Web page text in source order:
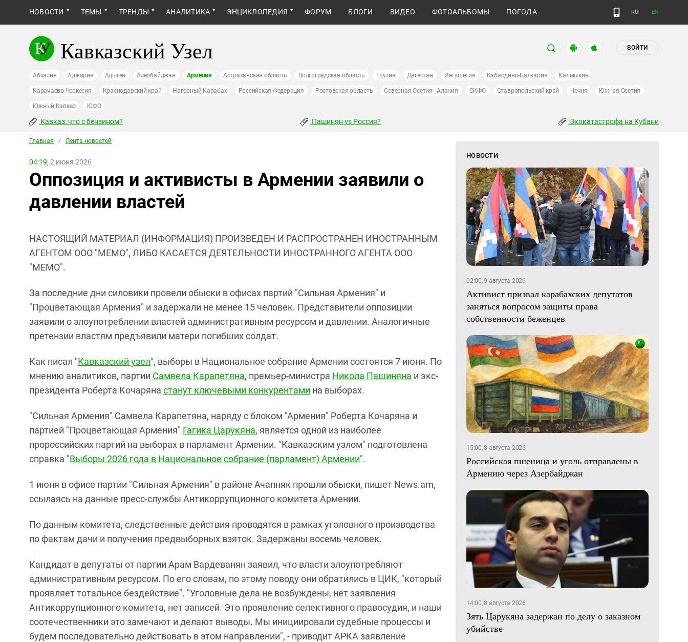
НОВОСТИ ТЕМЫ ТРЕНДЫ АНАЛИТИКА ЭНЦИКЛОПЕДИЯ ФОРУМ БЛОГИ ВИДЕО ФОТОАЛЬБОМЫ ПОГОДА RU EN
Кавказский Узел ВОЙТИ
Абхазия Аджария Адыгея Азербайджан Армения Астраханская область Волгоградская область Грузия Дагестан Ингушетия Кабардино-Балкария Калмыкия
Карачаево-Черкесия Краснодарский край Нагорный Карабах Российская Федерация Ростовская область Северная Осетия - Алания СКФО Ставропольский край Чечня Южная Осетия
Южный Кавказ ЮФО
Кавказ: что с бензином? Пашинян vs Россия? Экокатастрофа на Кубани
Главная / Лента новостей
04:19, 2 июня 2026
Оппозиция и активисты в Армении заявили о
давлении властей
НАСТОЯЩИЙ МАТЕРИАЛ (ИНФОРМАЦИЯ) ПРОИЗВЕДЕН И РАСПРОСТРАНЕН ИНОСТРАННЫМ
АГЕНТОМ ООО "МЕМО", ЛИБО КАСАЕТСЯ ДЕЯТЕЛЬНОСТИ ИНОСТРАННОГО АГЕНТА ООО
"МЕМО".
За последние дни силовики провели обыски в офисах партий "Сильная Армения" и
"Процветающая Армения" и задержали не менее 15 человек. Представители оппозиции
заявили о злоупотреблении властей административным ресурсом и давлении. Аналогичные
претензии властям предъявили матери погибших солдат.
Как писал "Кавказский узел", выборы в Национальное собрание Армении состоятся 7 июня. По
мнению аналитиков, партии Самвела Карапетяна, премьер-министра Никола Пашиняна и экс-
президента Роберта Кочаряна станут ключевыми конкурентами на выборах.
"Сильная Армения" Самвела Карапетяна, наряду с блоком "Армения" Роберта Кочаряна и
партией "Процветающая Армения" Гагика Царукяна, является одной из наиболее
пророссийских партий на выборах в парламент Армении. "Кавказским узлом" подготовлена
справка "Выборы 2026 года в Национальное собрание (парламент) Армении".
1 июня в офисе партии "Сильная Армения" в районе Ачапняк прошли обыски, пишет News.am,
ссылаясь на данные пресс-службы Антикоррупционного комитета Армении.
По данным комитета, следственные действия проводятся в рамках уголовного производства
по фактам дачи и получения предвыборных взяток. Задержаны восемь человек.
Кандидат в депутаты от партии Арам Вардеванян заявил, что власти злоупотребляют
административным ресурсом. По его словам, по этому поводу они обратились в ЦИК, "который
проявляет тотальное бездействие". "Уголовные дела не возбуждены, нет заявления
Антикоррупционного комитета, нет записей. Это проявление селективного правосудия, и наши
соотечественники это замечают и делают выводы. Мы инициировали судебные процессы и
будем последовательно действовать в этом направлении", - приводит АРКА заявление
НОВОСТИ
02:00, 9 августа 2026
Активист призвал карабахских депутатов
заняться вопросом защиты права
собственности беженцев
15:00, 8 августа 2026
Российская пшеница и уголь отправлены в
Армению через Азербайджан
14:00, 8 августа 2026
Зять Царукяна задержан по делу о заказном
убийстве